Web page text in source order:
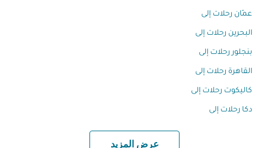
عمّان رحلات إلى
البحرين رحلات إلى
بنجلور رحلات إلى
القاهرة رحلات إلى
كاليكوت رحلات إلى
دكا رحلات إلى
عرض المزيد